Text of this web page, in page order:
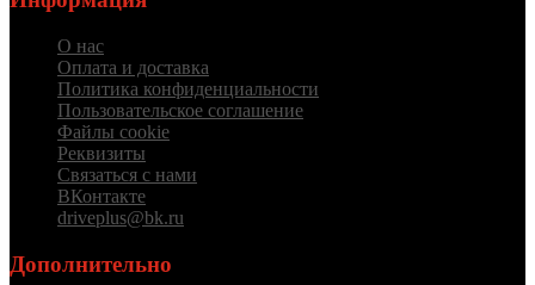
О нас
Оплата и доставка
Политика конфиденциальности
Пользовательское соглашение
Файлы cookie
Реквизиты
Связаться с нами
ВКонтакте
driveplus@bk.ru
Дополнительно